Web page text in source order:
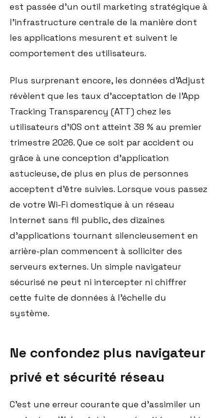
est passée d'un outil marketing stratégique à
l'infrastructure centrale de la manière dont
les applications mesurent et suivent le
comportement des utilisateurs.
Plus surprenant encore, les données d'Adjust
révèlent que les taux d'acceptation de l'App
Tracking Transparency (ATT) chez les
utilisateurs d'iOS ont atteint 38 % au premier
trimestre 2026. Que ce soit par accident ou
grâce à une conception d'application
astucieuse, de plus en plus de personnes
acceptent d'être suivies. Lorsque vous passez
de votre Wi-Fi domestique à un réseau
Internet sans fil public, des dizaines
d'applications tournant silencieusement en
arrière-plan commencent à solliciter des
serveurs externes. Un simple navigateur
sécurisé ne peut ni intercepter ni chiffrer
cette fuite de données à l'échelle du
système.
Ne confondez plus navigateur
privé et sécurité réseau
C'est une erreur courante que d'assimiler un